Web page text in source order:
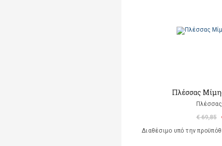
Πλέσσας
€ 69,85
Διαθέσιμο υπό την